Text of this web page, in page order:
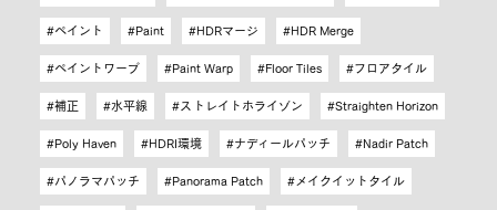
ペイント Paint HDRマージ HDR Merge
ペイントワープ Paint Warp Floor Tiles フロアタイル
補正 水平線 ストレイトホライゾン Straighten Horizon
Poly Haven HDRI環境 ナディールパッチ Nadir Patch
パノラマパッチ Panorama Patch メイクイットタイル